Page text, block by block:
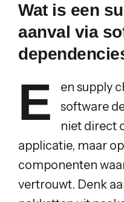
Wat is een
aanval via
E
en supply
software
niet direct
applicatie, maar
componenten
vertrouwt. Denk